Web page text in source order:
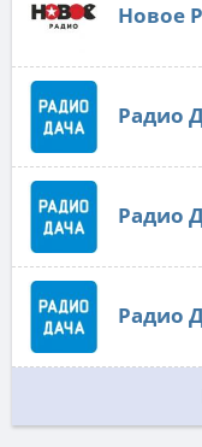
Новое
Радио
Радио
Радио